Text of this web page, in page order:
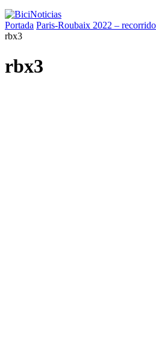
Portada Paris-Roubaix 2022 –
rbx3
rbx3